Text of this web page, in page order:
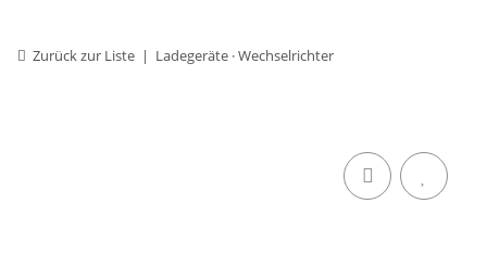
Zurück zur Liste Ladegeräte · Wechselrichter